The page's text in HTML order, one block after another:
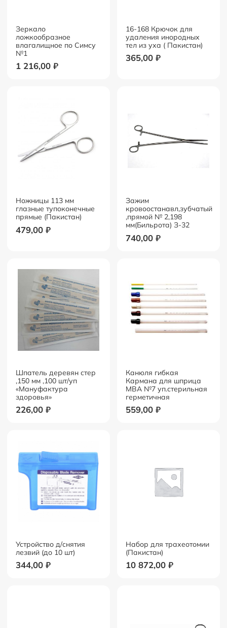
Зеркало
ложкообразное
влагалищное по Симсу
№1
1 216,00 ₽
16-168 Крючок для
удаления инородных
тел из уха ( Пакистан)
365,00 ₽
Ножницы 113 мм
глазные тупоконечные
прямые (Пакистан)
479,00 ₽
Зажим
кровоостанавл,зубчатый
,прямой № 2,198
мм(Бильрота) З-32
740,00 ₽
Шпатель деревян стер
,150 мм ,100 шт/уп
«Мануфактура
здоровья»
226,00 ₽
Канюля гибкая
Кармана для шприца
МВА №7 уп.стерильная
герметичная
559,00 ₽
Устройство д/снятия
лезвий (до 10 шт)
344,00 ₽
Набор для трахеотомии
(Пакистан)
10 872,00 ₽